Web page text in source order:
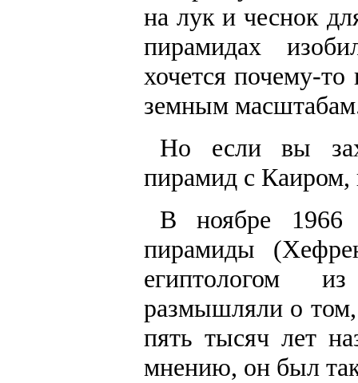
на лук и чеснок
пирамидах
хочется почему-
земным
Но если вы
пирамид с Каиром,
В ноябре 1966
пирамиды
египтологом
размышляли о том,
пять тысяч лет
мнению, он был